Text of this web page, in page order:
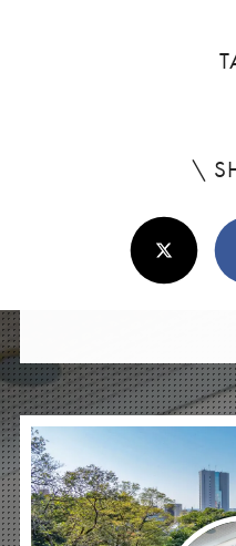
\
X(Twitter)